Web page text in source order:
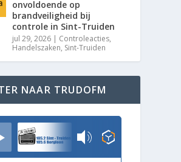
onvoldoende op
brandveiligheid bij
controle in Sint-Truiden
jul 29, 2026 | Controleacties,
Handelszaken, Sint-Truiden
NAAR TRUDOFM
TrudoFM